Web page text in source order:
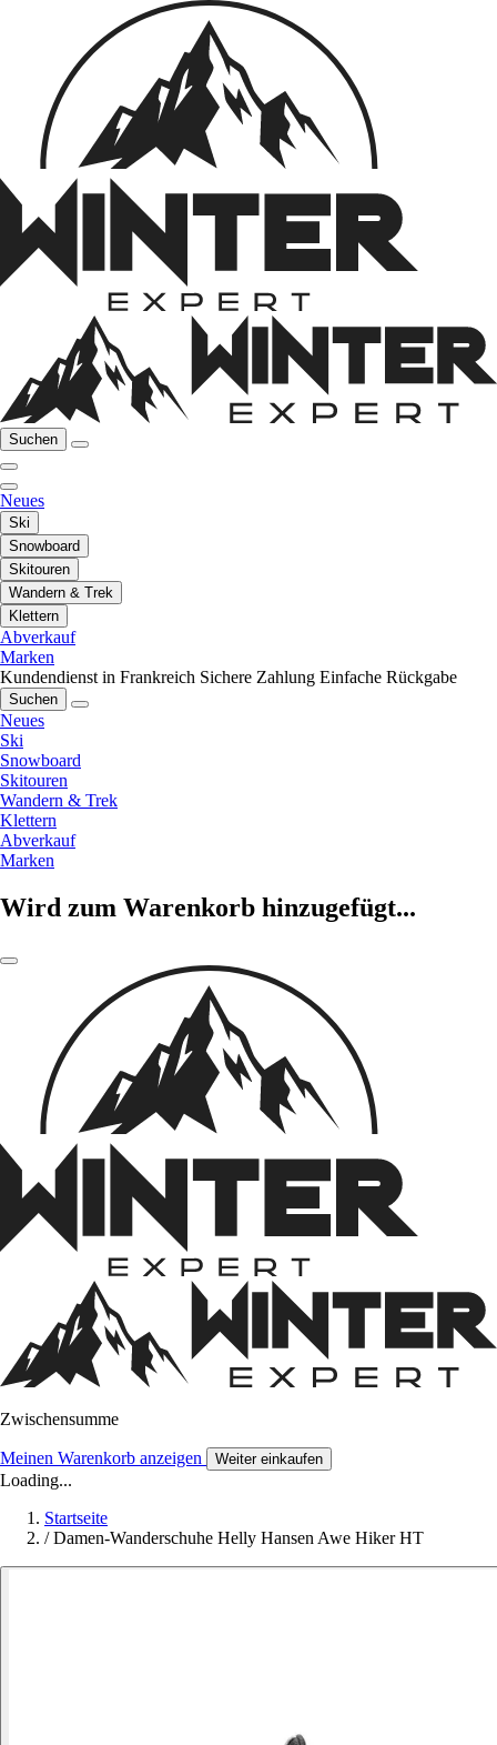
Suchen
Neues
Ski
Snowboard
Skitouren
Wandern & Trek
Klettern
Abverkauf
Marken
Kundendienst in Frankreich Sichere Zahlung Einfache Rückgabe
Suchen
Neues
Ski
Snowboard
Skitouren
Wandern & Trek
Klettern
Abverkauf
Marken
Wird zum Warenkorb hinzugefügt...
Zwischensumme
Meinen Warenkorb anzeigen Weiter einkaufen
Loading...
Startseite
/ Damen-Wanderschuhe Helly Hansen Awe Hiker HT